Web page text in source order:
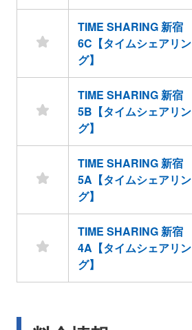
TIME SHARING 新宿
6C【タイムシェアリン
グ】
TIME SHARING 新宿
5B【タイムシェアリン
グ】
TIME SHARING 新宿
5A【タイムシェアリン
グ】
TIME SHARING 新宿
4A【タイムシェアリン
グ】